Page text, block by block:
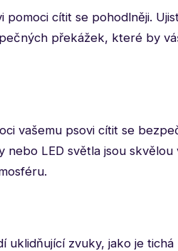
cítit se pohodlněji.
překážek, které by
vašemu psovi cítit se
nebo LED světla jsou skvělou
uklidňující zvuky, jako je tichá